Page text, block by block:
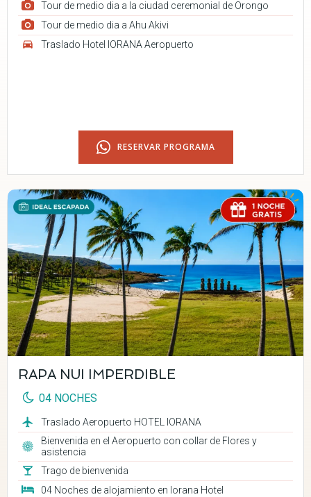
Tour de medio dia a la ciudad ceremonial de Orongo
Tour de medio dia a Ahu Akivi
Traslado Hotel IORANA Aeropuerto
RESERVAR PROGRAMA
RAPA NUI IMPERDIBLE
04 NOCHES
Traslado Aeropuerto HOTEL IORANA
Bienvenida en el Aeropuerto con collar de Flores y
asistencia
Trago de bienvenida
04 Noches de alojamiento en Iorana Hotel